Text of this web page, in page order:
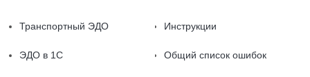
Транспортный ЭДО
ЭДО в 1С
Инструкции
Общий список ошибок